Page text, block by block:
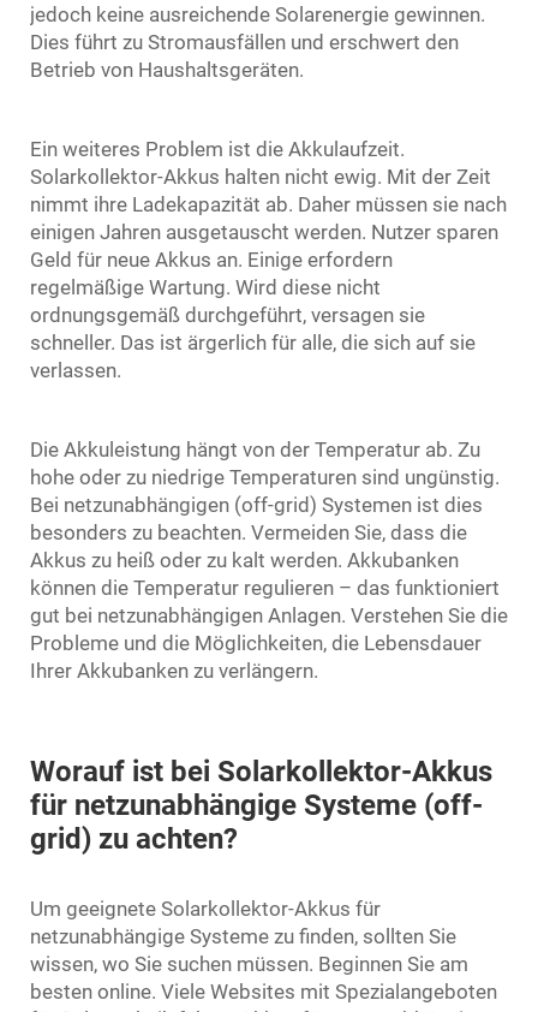
jedoch keine ausreichende Solarenergie gewinnen.
Dies führt zu Stromausfällen und erschwert den
Betrieb von Haushaltsgeräten.
Ein weiteres Problem ist die Akkulaufzeit.
Solarkollektor-Akkus halten nicht ewig. Mit der Zeit
nimmt ihre Ladekapazität ab. Daher müssen sie nach
einigen Jahren ausgetauscht werden. Nutzer sparen
Geld für neue Akkus an. Einige erfordern
regelmäßige Wartung. Wird diese nicht
ordnungsgemäß durchgeführt, versagen sie
schneller. Das ist ärgerlich für alle, die sich auf sie
verlassen.
Die Akkuleistung hängt von der Temperatur ab. Zu
hohe oder zu niedrige Temperaturen sind ungünstig.
Bei netzunabhängigen (off-grid) Systemen ist dies
besonders zu beachten. Vermeiden Sie, dass die
Akkus zu heiß oder zu kalt werden. Akkubanken
können die Temperatur regulieren – das funktioniert
gut bei netzunabhängigen Anlagen. Verstehen Sie die
Probleme und die Möglichkeiten, die Lebensdauer
Ihrer Akkubanken zu verlängern.
Worauf ist bei Solarkollektor-Akkus
für netzunabhängige Systeme (off-
grid) zu achten?
Um geeignete Solarkollektor-Akkus für
netzunabhängige Systeme zu finden, sollten Sie
wissen, wo Sie suchen müssen. Beginnen Sie am
besten online. Viele Websites mit Spezialangeboten